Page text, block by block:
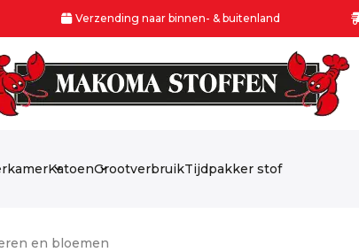
Verzending naar binnen- & buitenland
KatoenGrootverbruikTijdpakker stof
en bloemen